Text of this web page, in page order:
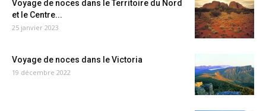
Voyage de noces dans le Territoire du Nord
et le Centre...
25 janvier 2023
Voyage de noces dans le Victoria
19 décembre 2022